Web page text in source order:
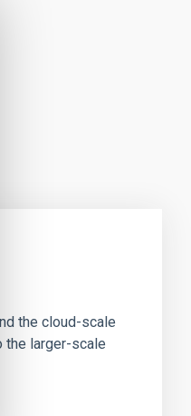
the cloud-scale
the larger-scale